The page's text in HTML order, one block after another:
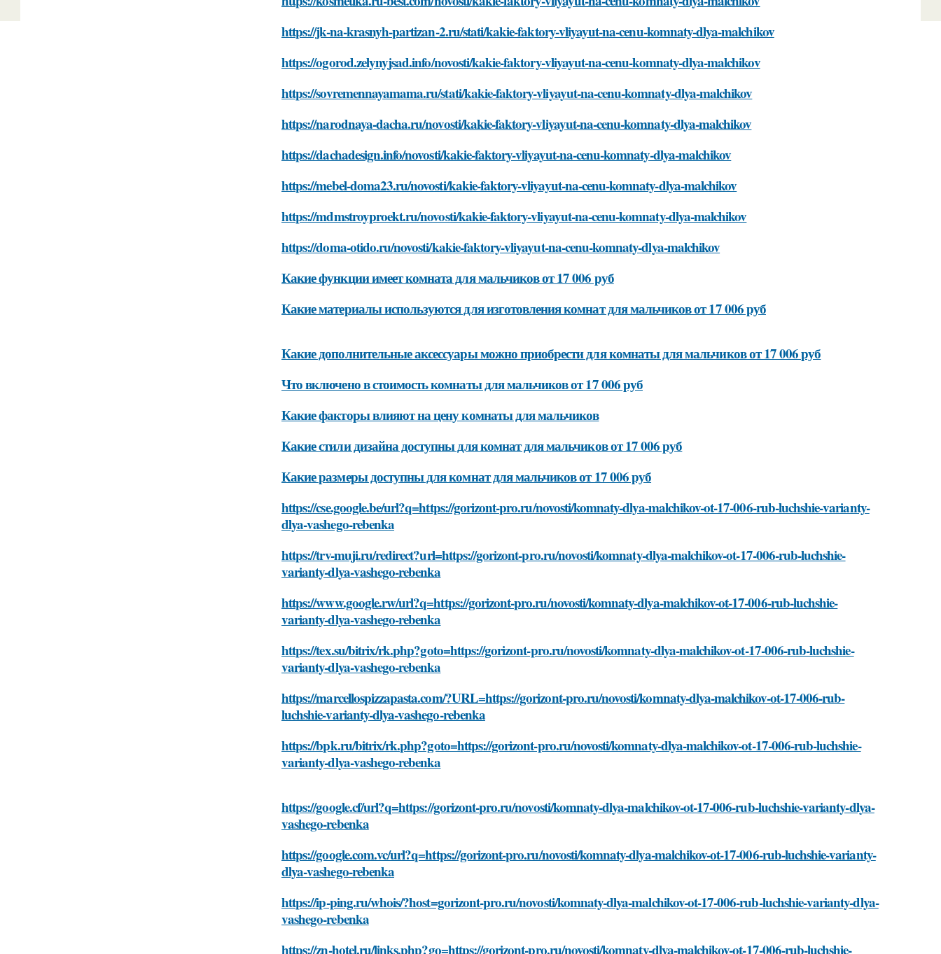
https://jk-na-krasnyh-partizan-2.ru/stati/kakie-faktory-vliyayut-na-cenu-komnaty-dlya-malchikov
https://ogorod.zelynyjsad.info/novosti/kakie-faktory-vliyayut-na-cenu-komnaty-dlya-malchikov
https://sovremennayamama.ru/stati/kakie-faktory-vliyayut-na-cenu-komnaty-dlya-malchikov
https://narodnaya-dacha.ru/novosti/kakie-faktory-vliyayut-na-cenu-komnaty-dlya-malchikov
https://dachadesign.info/novosti/kakie-faktory-vliyayut-na-cenu-komnaty-dlya-malchikov
https://mebel-doma23.ru/novosti/kakie-faktory-vliyayut-na-cenu-komnaty-dlya-malchikov
https://mdmstroyproekt.ru/novosti/kakie-faktory-vliyayut-na-cenu-komnaty-dlya-malchikov
https://doma-otido.ru/novosti/kakie-faktory-vliyayut-na-cenu-komnaty-dlya-malchikov
Какие функции имеет комната для мальчиков от 17 006 руб
Какие материалы используются для изготовления комнат для мальчиков от 17 006 руб
Какие дополнительные аксессуары можно приобрести для комнаты для мальчиков от 17 006 руб
Что включено в стоимость комнаты для мальчиков от 17 006 руб
Какие факторы влияют на цену комнаты для мальчиков
Какие стили дизайна доступны для комнат для мальчиков от 17 006 руб
Какие размеры доступны для комнат для мальчиков от 17 006 руб
https://cse.google.be/url?q=https://gorizont-pro.ru/novosti/komnaty-dlya-malchikov-ot-17-006-rub-luchshie-varianty-
dlya-vashego-rebenka
https://trv-muji.ru/redirect?url=https://gorizont-pro.ru/novosti/komnaty-dlya-malchikov-ot-17-006-rub-luchshie-
varianty-dlya-vashego-rebenka
https://www.google.rw/url?q=https://gorizont-pro.ru/novosti/komnaty-dlya-malchikov-ot-17-006-rub-luchshie-
varianty-dlya-vashego-rebenka
https://tex.su/bitrix/rk.php?goto=https://gorizont-pro.ru/novosti/komnaty-dlya-malchikov-ot-17-006-rub-luchshie-
varianty-dlya-vashego-rebenka
https://marcellospizzapasta.com/?URL=https://gorizont-pro.ru/novosti/komnaty-dlya-malchikov-ot-17-006-rub-
luchshie-varianty-dlya-vashego-rebenka
https://bpk.ru/bitrix/rk.php?goto=https://gorizont-pro.ru/novosti/komnaty-dlya-malchikov-ot-17-006-rub-luchshie-
varianty-dlya-vashego-rebenka
https://google.cf/url?q=https://gorizont-pro.ru/novosti/komnaty-dlya-malchikov-ot-17-006-rub-luchshie-varianty-dlya-
vashego-rebenka
https://google.com.vc/url?q=https://gorizont-pro.ru/novosti/komnaty-dlya-malchikov-ot-17-006-rub-luchshie-varianty-
dlya-vashego-rebenka
https://ip-ping.ru/whois/?host=gorizont-pro.ru/novosti/komnaty-dlya-malchikov-ot-17-006-rub-luchshie-varianty-dlya-
vashego-rebenka
https://zn-hotel.ru/links.php?go=https://gorizont-pro.ru/novosti/komnaty-dlya-malchikov-ot-17-006-rub-luchshie-